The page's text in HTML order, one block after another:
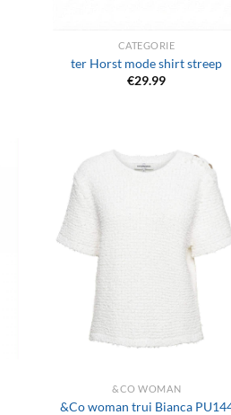
CATEGORIE
ter Horst mode shirt streep
€29.99
&CO WOMAN
&Co woman trui Bianca